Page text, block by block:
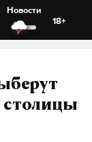
Новости
18+
столицы